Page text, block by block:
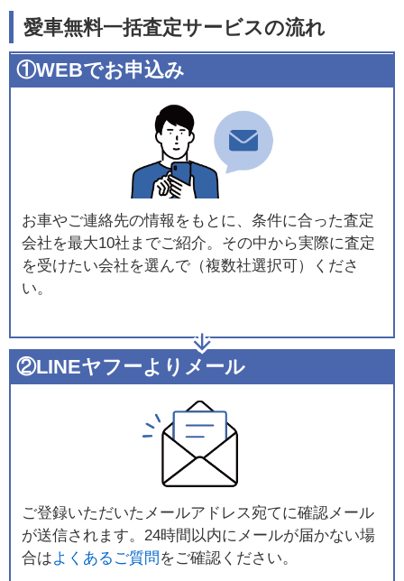
愛車無料一括査定サービスの流れ
①WEBでお申込み
お車やご連絡先の情報をもとに、条件に合った査定
会社を最大10社までご紹介。その中から実際に査定
を受けたい会社を選んで（複数社選択可）くださ
い。
②LINEヤフーよりメール
ご登録いただいたメールアドレス宛てに確認メール
が送信されます。24時間以内にメールが届かない場
合はよくあるご質問 をご確認ください。